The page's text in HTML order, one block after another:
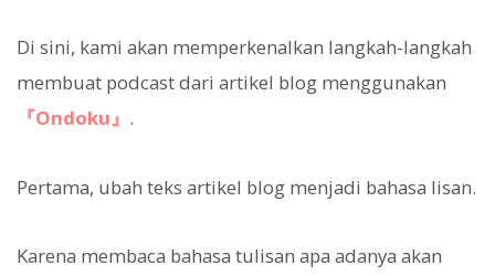
Di sini, kami akan memperkenalkan langkah-langkah
membuat podcast dari artikel blog menggunakan
『Ondoku』 .
Pertama, ubah teks artikel blog menjadi bahasa lisan.
Karena membaca bahasa tulisan apa adanya akan